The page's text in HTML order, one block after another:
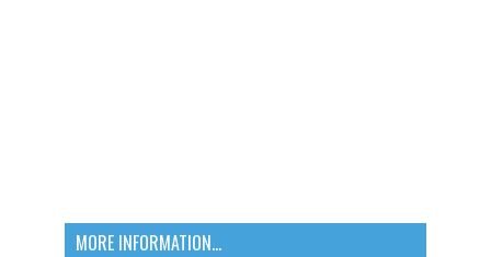
MORE INFORMATION...